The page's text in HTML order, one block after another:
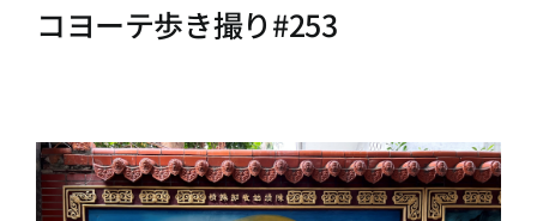
Columns
コヨーテ歩き撮り#253